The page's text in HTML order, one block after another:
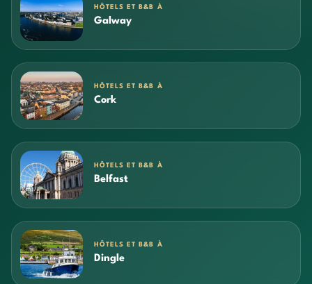
HÔTELS ET B&B À
Galway
HÔTELS ET B&B À
Cork
HÔTELS ET B&B À
Belfast
HÔTELS ET B&B À
Dingle